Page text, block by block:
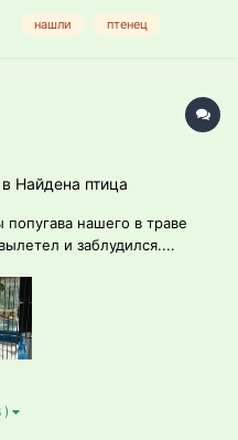
нашли птенец
Найдена птица
нашего в траве
и заблудился....
карелки) купила ему
игрушек(он ими не
)